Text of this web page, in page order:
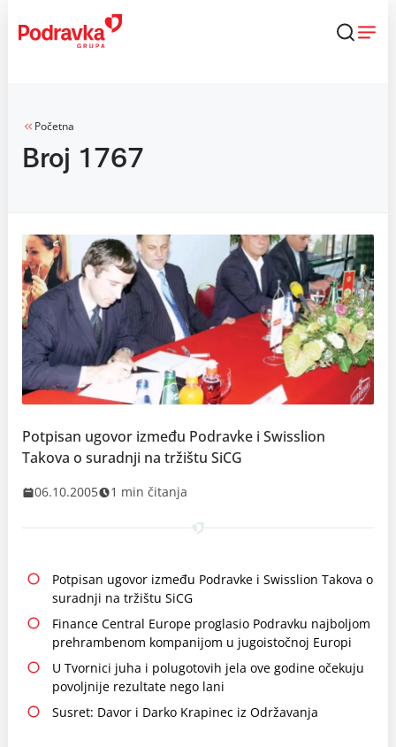
content
Početna
Broj 1767
Potpisan ugovor između Podravke i Swisslion
Takova o suradnji na tržištu SiCG
06.10.2005 1 min čitanja
Potpisan ugovor između Podravke i Swisslion Takova o
suradnji na tržištu SiCG
Finance Central Europe proglasio Podravku najboljom
prehrambenom kompanijom u jugoistočnoj Europi
U Tvornici juha i polugotovih jela ove godine očekuju
povoljnije rezultate nego lani
Susret: Davor i Darko Krapinec iz Održavanja